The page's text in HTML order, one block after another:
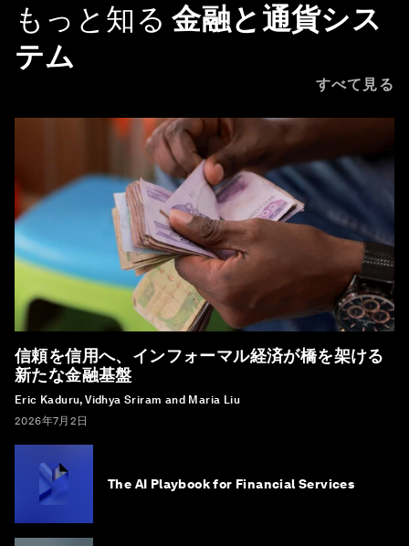
もっと知る 金融と通貨シス
テム
すべて見る
信頼を信用へ、インフォーマル経済が橋を架ける
新たな金融基盤
Eric Kaduru, Vidhya Sriram and Maria Liu
2026年7月2日
The AI Playbook for Financial Services